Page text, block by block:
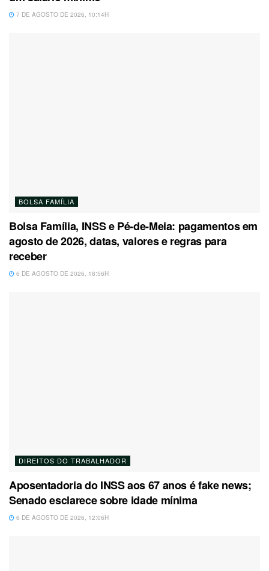
7 DE AGOSTO DE 2026, 10:14H
BOLSA FAMÍLIA
Bolsa Família, INSS e Pé-de-Meia: pagamentos em
agosto de 2026, datas, valores e regras para
receber
6 DE AGOSTO DE 2026, 18:56H
DIREITOS DO TRABALHADOR
Aposentadoria do INSS aos 67 anos é fake news;
Senado esclarece sobre idade mínima
6 DE AGOSTO DE 2026, 12:06H